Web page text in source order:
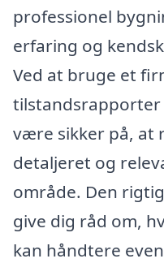
professionel
erfaring og
Ved at bruge et
være sikker på, at
detaljeret og
område. Den
give dig råd om,
kan håndtere